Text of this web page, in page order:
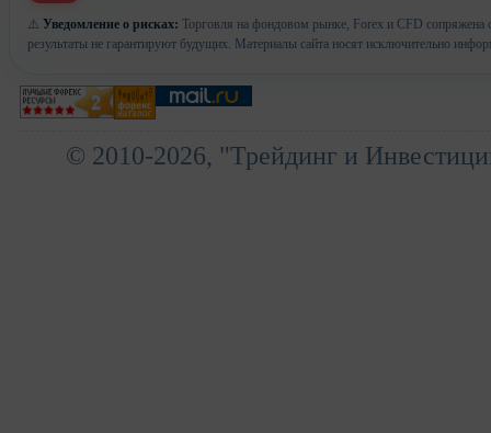
⚠️ Уведомление о рисках: Торговля на фондовом рынке, Forex и CFD сопряжена
результаты не гарантируют будущих. Материалы сайта носят исключительно
© 2010-2026, "Трейдинг и